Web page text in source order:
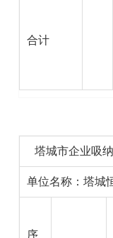
合计
塔城市企业吸
单位名称：塔城
序